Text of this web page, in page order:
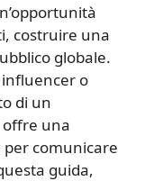
costruire una
globale.
o
di un
offre una
comunicare
guida,